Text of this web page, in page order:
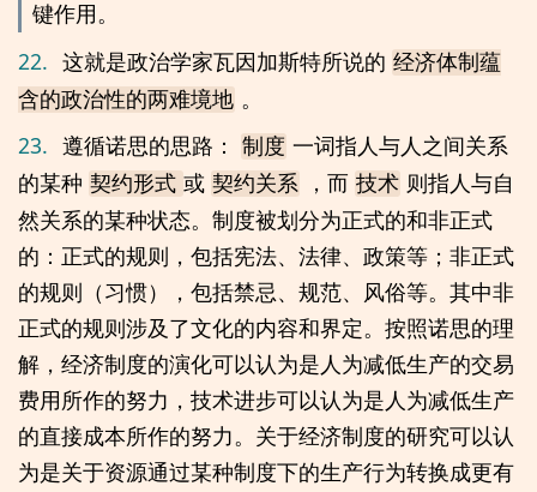
键作用。
22. 这就是政治学家瓦因加斯特所说的 经济体制蕴
含的政治性的两难境地 。
23. 遵循诺思的思路： 制度 一词指人与人之间关系
的某种 契约形式 或 契约关系 ，而 技术 则指人与自
然关系的某种状态。制度被划分为正式的和非正式
的：正式的规则，包括宪法、法律、政策等；非正式
的规则（习惯），包括禁忌、规范、风俗等。其中非
正式的规则涉及了文化的内容和界定。按照诺思的理
解，经济制度的演化可以认为是人为减低生产的交易
费用所作的努力，技术进步可以认为是人为减低生产
的直接成本所作的努力。关于经济制度的研究可以认
为是关于资源通过某种制度下的生产行为转换成更有